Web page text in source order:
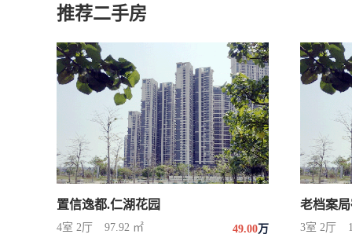
推荐二手房
置信逸都.仁湖花园
4室 2厅 97.92 ㎡ 49.00万
老档案
3室 2厅